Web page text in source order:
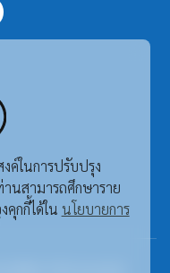
ค์ในการปรับปรุง
นสามารถศึกษาราย
คุกกี้ได้ใน นโยบายการ